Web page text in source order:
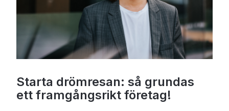
Starta drömresan: så grundas
ett framgångsrikt företag!